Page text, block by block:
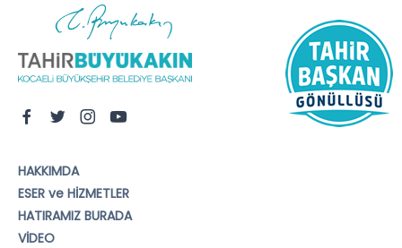
HAKKIMDA
ESER ve HİZMETLER
HATIRAMIZ BURADA
VİDEO